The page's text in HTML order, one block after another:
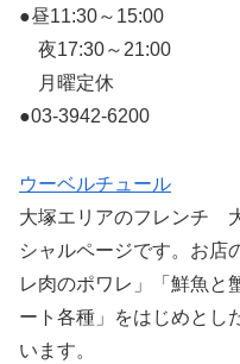
●昼11:30～15:00
夜17:30～21:00
月曜定休
●03-3942-6200
ウーベルチュール
大塚エリアのフレンチ
シャルページです。お店
レ肉のポワレ」「鮮魚と
ート各種」をはじめとし
います。